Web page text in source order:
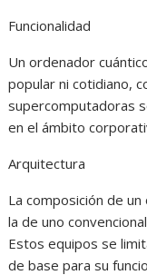
Funcionalidad
Un ordenador
popular ni cotidiano,
supercomputadoras
en el ámbito
Arquitectura
La composición de
la de uno
Estos equipos se
de base para su